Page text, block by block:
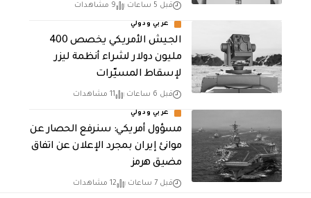
قبل 5 ساعات 9 مشاهدات
عربي ودولي
الجيش الأمريكي يخصص 400
مليون دولار لشراء أنظمة ليزر
لإسقاط المسيّرات
قبل 6 ساعات 11 مشاهدات
عربي ودولي
مسؤول أمريكي: سنرفع الحصار عن
موانئ إيران بمجرد الإعلان عن اتفاق
مضيق هرمز
قبل 7 ساعات 12 مشاهدات